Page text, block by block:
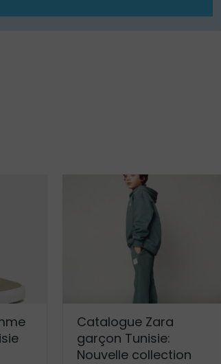
Catalogue Zara
garçon Tunisie:
Nouvelle collection